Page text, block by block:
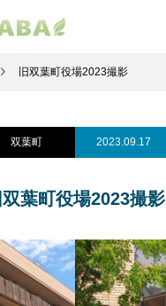
旧双葉町役場2023撮影
双葉町 2023.09.17
双葉町役場2023撮影